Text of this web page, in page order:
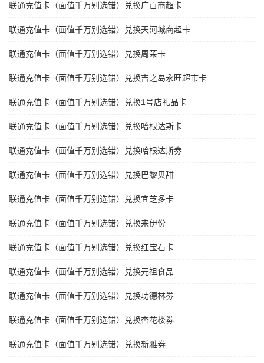
联通充值卡（面值千万别选错）兑换广百商超卡
联通充值卡（面值千万别选错）兑换天河城商超卡
联通充值卡（面值千万别选错）兑换周茉卡
联通充值卡（面值千万别选错）兑换吉之岛永旺超市卡
联通充值卡（面值千万别选错）兑换1号店礼品卡
联通充值卡（面值千万别选错）兑换哈根达斯卡
联通充值卡（面值千万别选错）兑换哈根达斯劵
联通充值卡（面值千万别选错）兑换巴黎贝甜
联通充值卡（面值千万别选错）兑换宜芝多卡
联通充值卡（面值千万别选错）兑换来伊份
联通充值卡（面值千万别选错）兑换红宝石卡
联通充值卡（面值千万别选错）兑换元祖食品
联通充值卡（面值千万别选错）兑换功德林劵
联通充值卡（面值千万别选错）兑换杏花楼劵
联通充值卡（面值千万别选错）兑换新雅劵